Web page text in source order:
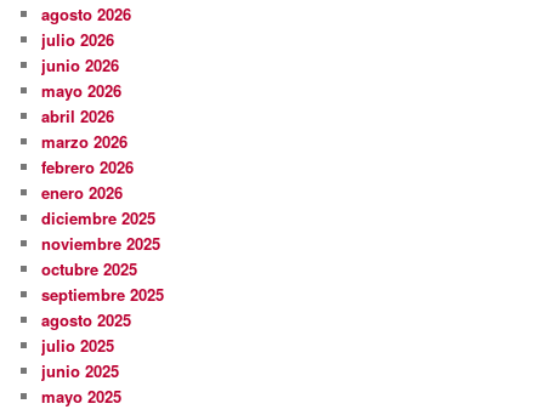
agosto 2026
julio 2026
junio 2026
mayo 2026
abril 2026
marzo 2026
febrero 2026
enero 2026
diciembre 2025
noviembre 2025
octubre 2025
septiembre 2025
agosto 2025
julio 2025
junio 2025
mayo 2025